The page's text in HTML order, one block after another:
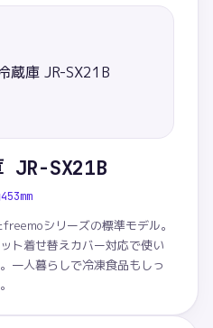
JR-SX21B
シリーズの標準モデル。
ト着せ替えカバー対応で使い
一人暮らしで冷凍食品もしっ